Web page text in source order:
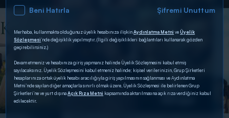
DİĞER SONUÇLAR
Beni Hatırla Şifremi Unuttum
Merhaba, kullanmakta olduğunuz üyelik hesabınıza ilişkinAydınlatma Metni veÜyelik
Sözleşmesi’nde değişiklik yapılmıştır. (İlgili değişiklikleri bağlantıları kullanarak gözden
geçirebilirsiniz.)
Devam etmeniz ve hesabınıza giriş yapmanız halinde Üyelik Sözleşmesini kabul etmiş
sayılacaksınız. Üyelik Sözleşmesini kabul etmeniz halinde; kişisel verilerinizin, Grup Şirketleri
hesaplarınıza ortak üyelik hesabı aracılığıyla giriş yapılmasının sağlanması ve Aydınlatma
Metni’nde sayılan diğer amaçlarla sınırlı olmak üzere, Üyelik Sözleşmesi ile belirlenen Grup
Şirketleri’ne ve yurt dışınaAçık Rıza Metni kapsamında aktarılmasına açık rıza verdiğiniz kabul
edilecektir.